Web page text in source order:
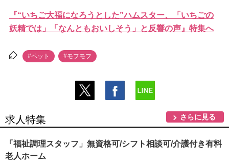
『“いちご大福になろうとした”ハムスター、「いちごの
妖精では」「なんともおいしそう」と反響の声』特集へ
#ペット #モフモフ
求人特集 さらに見る
「福祉調理スタッフ」無資格可/シフト相談可/介護付き有料
老人ホーム